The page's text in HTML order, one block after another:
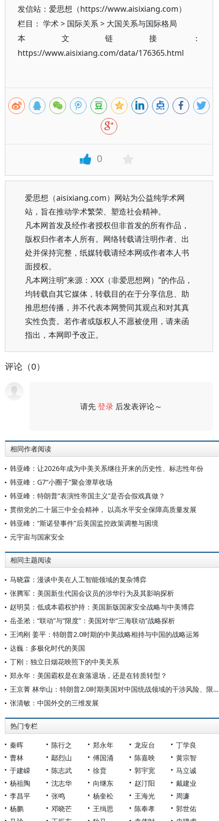
发信站：爱思想（https://www.aisixiang.com）
栏目： 学术> 国际关系> 大国关系与国际格局
本文链接：
https://www.aisixiang.com/data/176365.html
0
爱思想（aisixiang.com）网站为公益纯学术网
站，旨在推动学术繁荣、塑造社会精神。
凡本网首发及经作者授权但非首发的所有作品，
版权归作者本人所有。网络转载请注明作者、出
处并保持完整，纸媒转载请经本网或作者本人书
面授权。
凡本网注明“来源：XXX（非爱思想网）”的作品，
均转载自其它媒体，转载目的在于分享信息、助
推思想传播，并不代表本网赞同其观点和对其真
实性负责。若作者或版权人不愿被使用，请来函
指出，本网即予改正。
评论（0）
请先登录 后发表评论～
相同作者阅读
韩亚峰：让2026年成为中美关系继往开来的历史性、标志性年份
韩亚峰：G7“小圈子”聚会潦草收场
韩亚峰：特朗普“表演性帝国主义”是否会假戏真做？
贯彻党的二十届三中全会精神， 以高水平安全保障高质量发展
韩亚峰：“斯诺登事件”后美国监控政策调整与困境
元宇宙与国家安全
相同主题阅读
马晓霖：漫谈中美在人工智能领域的复杂博弈
张腾军：美国新生代国会议员的涉华行为及其影响探析
赵明昊：低成本霸权护持：美国新版国家安全战略与中美博弈
岳圣淞：“联动”与“限度”：美国对华“三海联动”战略探析
王鸿刚 姜平：特朗普2.0时期的中美战略相持与中国的战略运筹
达巍：多极化时代的美国
丁刚：独立日烟花映照下的中美关系
郑永年：美国霸权是在衰落退场，还是在转质转型？
王京菁 林华山：特朗普2.0时期美国对中国统战领域的干涉风险、限度与应对
张清敏：中国外交的三维发展
热门专栏
秦晖 陈行之 郑永年 龙应台
丁学良
曹林
鄢烈山 傅国涌 陈嘉映
黄宗智
于建嵘
陈志武 徐贲 郭宇宽
马立诚
杨祖陶
沈志华 向继东 赵汀阳
戴建业
李昌平
张鸣 杨奎松 王海光
周濂
杨鹏
邓晓芒 王缉思 陈奉孝
郭世佑